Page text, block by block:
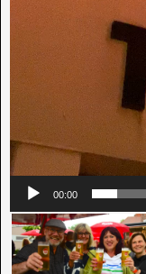
00:00